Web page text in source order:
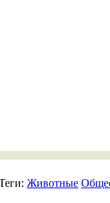
Животные